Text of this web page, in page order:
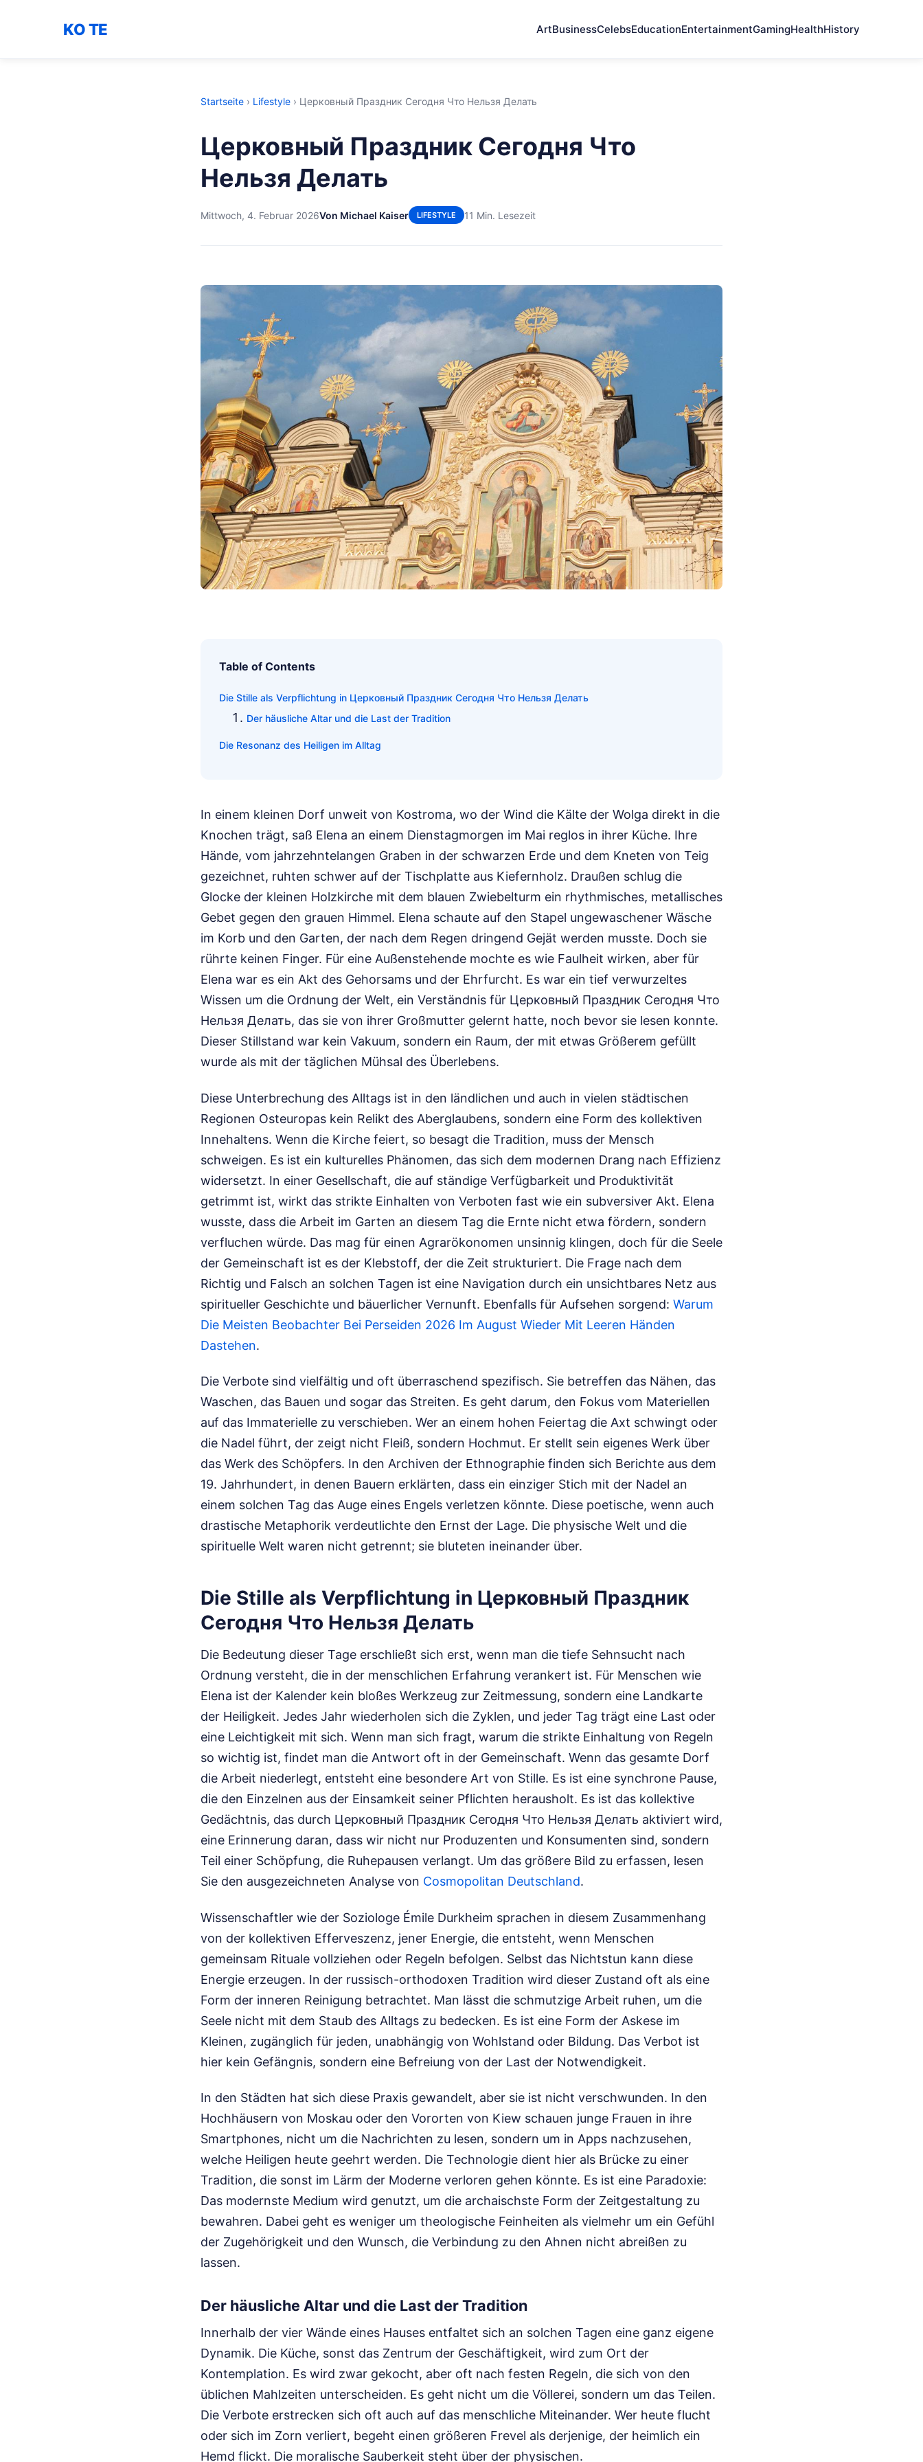
KO TE ArtBusinessCelebsEducationEntertainmentGamingHealthHistory
Startseite › Lifestyle › Церковный Праздник Сегодня Что Нельзя Делать
Церковный Праздник Сегодня Что
Нельзя Делать
Mittwoch, 4. Februar 2026Von Michael Kaiser LIFESTYLE 11 Min. Lesezeit
Table of Contents
Die Stille als Verpflichtung in Церковный Праздник Сегодня Что Нельзя Делать
Der häusliche Altar und die Last der Tradition
Die Resonanz des Heiligen im Alltag
In einem kleinen Dorf unweit von Kostroma, wo der Wind die Kälte der Wolga direkt in die
Knochen trägt, saß Elena an einem Dienstagmorgen im Mai reglos in ihrer Küche. Ihre
Hände, vom jahrzehntelangen Graben in der schwarzen Erde und dem Kneten von Teig
gezeichnet, ruhten schwer auf der Tischplatte aus Kiefernholz. Draußen schlug die
Glocke der kleinen Holzkirche mit dem blauen Zwiebelturm ein rhythmisches, metallisches
Gebet gegen den grauen Himmel. Elena schaute auf den Stapel ungewaschener Wäsche
im Korb und den Garten, der nach dem Regen dringend Gejät werden musste. Doch sie
rührte keinen Finger. Für eine Außenstehende mochte es wie Faulheit wirken, aber für
Elena war es ein Akt des Gehorsams und der Ehrfurcht. Es war ein tief verwurzeltes
Wissen um die Ordnung der Welt, ein Verständnis für Церковный Праздник Сегодня Что
Нельзя Делать, das sie von ihrer Großmutter gelernt hatte, noch bevor sie lesen konnte.
Dieser Stillstand war kein Vakuum, sondern ein Raum, der mit etwas Größerem gefüllt
wurde als mit der täglichen Mühsal des Überlebens.
Diese Unterbrechung des Alltags ist in den ländlichen und auch in vielen städtischen
Regionen Osteuropas kein Relikt des Aberglaubens, sondern eine Form des kollektiven
Innehaltens. Wenn die Kirche feiert, so besagt die Tradition, muss der Mensch
schweigen. Es ist ein kulturelles Phänomen, das sich dem modernen Drang nach Effizienz
widersetzt. In einer Gesellschaft, die auf ständige Verfügbarkeit und Produktivität
getrimmt ist, wirkt das strikte Einhalten von Verboten fast wie ein subversiver Akt. Elena
wusste, dass die Arbeit im Garten an diesem Tag die Ernte nicht etwa fördern, sondern
verfluchen würde. Das mag für einen Agrarökonomen unsinnig klingen, doch für die Seele
der Gemeinschaft ist es der Klebstoff, der die Zeit strukturiert. Die Frage nach dem
Richtig und Falsch an solchen Tagen ist eine Navigation durch ein unsichtbares Netz aus
spiritueller Geschichte und bäuerlicher Vernunft. Ebenfalls für Aufsehen sorgend: Warum
Die Meisten Beobachter Bei Perseiden 2026 Im August Wieder Mit Leeren Händen
Dastehen.
Die Verbote sind vielfältig und oft überraschend spezifisch. Sie betreffen das Nähen, das
Waschen, das Bauen und sogar das Streiten. Es geht darum, den Fokus vom Materiellen
auf das Immaterielle zu verschieben. Wer an einem hohen Feiertag die Axt schwingt oder
die Nadel führt, der zeigt nicht Fleiß, sondern Hochmut. Er stellt sein eigenes Werk über
das Werk des Schöpfers. In den Archiven der Ethnographie finden sich Berichte aus dem
19. Jahrhundert, in denen Bauern erklärten, dass ein einziger Stich mit der Nadel an
einem solchen Tag das Auge eines Engels verletzen könnte. Diese poetische, wenn auch
drastische Metaphorik verdeutlichte den Ernst der Lage. Die physische Welt und die
spirituelle Welt waren nicht getrennt; sie bluteten ineinander über.
Die Stille als Verpflichtung in Церковный Праздник
Сегодня Что Нельзя Делать
Die Bedeutung dieser Tage erschließt sich erst, wenn man die tiefe Sehnsucht nach
Ordnung versteht, die in der menschlichen Erfahrung verankert ist. Für Menschen wie
Elena ist der Kalender kein bloßes Werkzeug zur Zeitmessung, sondern eine Landkarte
der Heiligkeit. Jedes Jahr wiederholen sich die Zyklen, und jeder Tag trägt eine Last oder
eine Leichtigkeit mit sich. Wenn man sich fragt, warum die strikte Einhaltung von Regeln
so wichtig ist, findet man die Antwort oft in der Gemeinschaft. Wenn das gesamte Dorf
die Arbeit niederlegt, entsteht eine besondere Art von Stille. Es ist eine synchrone Pause,
die den Einzelnen aus der Einsamkeit seiner Pflichten herausholt. Es ist das kollektive
Gedächtnis, das durch Церковный Праздник Сегодня Что Нельзя Делать aktiviert wird,
eine Erinnerung daran, dass wir nicht nur Produzenten und Konsumenten sind, sondern
Teil einer Schöpfung, die Ruhepausen verlangt. Um das größere Bild zu erfassen, lesen
Sie den ausgezeichneten Analyse von Cosmopolitan Deutschland.
Wissenschaftler wie der Soziologe Émile Durkheim sprachen in diesem Zusammenhang
von der kollektiven Efferveszenz, jener Energie, die entsteht, wenn Menschen
gemeinsam Rituale vollziehen oder Regeln befolgen. Selbst das Nichtstun kann diese
Energie erzeugen. In der russisch-orthodoxen Tradition wird dieser Zustand oft als eine
Form der inneren Reinigung betrachtet. Man lässt die schmutzige Arbeit ruhen, um die
Seele nicht mit dem Staub des Alltags zu bedecken. Es ist eine Form der Askese im
Kleinen, zugänglich für jeden, unabhängig von Wohlstand oder Bildung. Das Verbot ist
hier kein Gefängnis, sondern eine Befreiung von der Last der Notwendigkeit.
In den Städten hat sich diese Praxis gewandelt, aber sie ist nicht verschwunden. In den
Hochhäusern von Moskau oder den Vororten von Kiew schauen junge Frauen in ihre
Smartphones, nicht um die Nachrichten zu lesen, sondern um in Apps nachzusehen,
welche Heiligen heute geehrt werden. Die Technologie dient hier als Brücke zu einer
Tradition, die sonst im Lärm der Moderne verloren gehen könnte. Es ist eine Paradoxie:
Das modernste Medium wird genutzt, um die archaischste Form der Zeitgestaltung zu
bewahren. Dabei geht es weniger um theologische Feinheiten als vielmehr um ein Gefühl
der Zugehörigkeit und den Wunsch, die Verbindung zu den Ahnen nicht abreißen zu
lassen.
Der häusliche Altar und die Last der Tradition
Innerhalb der vier Wände eines Hauses entfaltet sich an solchen Tagen eine ganz eigene
Dynamik. Die Küche, sonst das Zentrum der Geschäftigkeit, wird zum Ort der
Kontemplation. Es wird zwar gekocht, aber oft nach festen Regeln, die sich von den
üblichen Mahlzeiten unterscheiden. Es geht nicht um die Völlerei, sondern um das Teilen.
Die Verbote erstrecken sich oft auch auf das menschliche Miteinander. Wer heute flucht
oder sich im Zorn verliert, begeht einen größeren Frevel als derjenige, der heimlich ein
Hemd flickt. Die moralische Sauberkeit steht über der physischen.